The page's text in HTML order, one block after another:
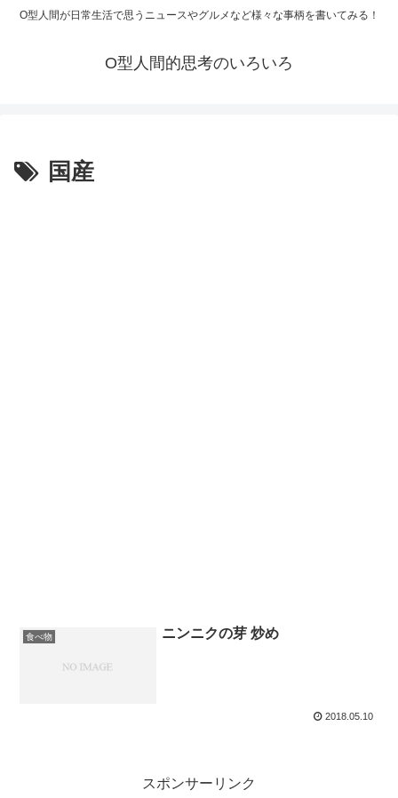
O型人間が日常生活で思うニュースやグルメなど様々な事柄を書いてみる！
O型人間的思考のいろいろ
国産
食べ物 ニンニクの芽 炒め
2018.05.10
スポンサーリンク